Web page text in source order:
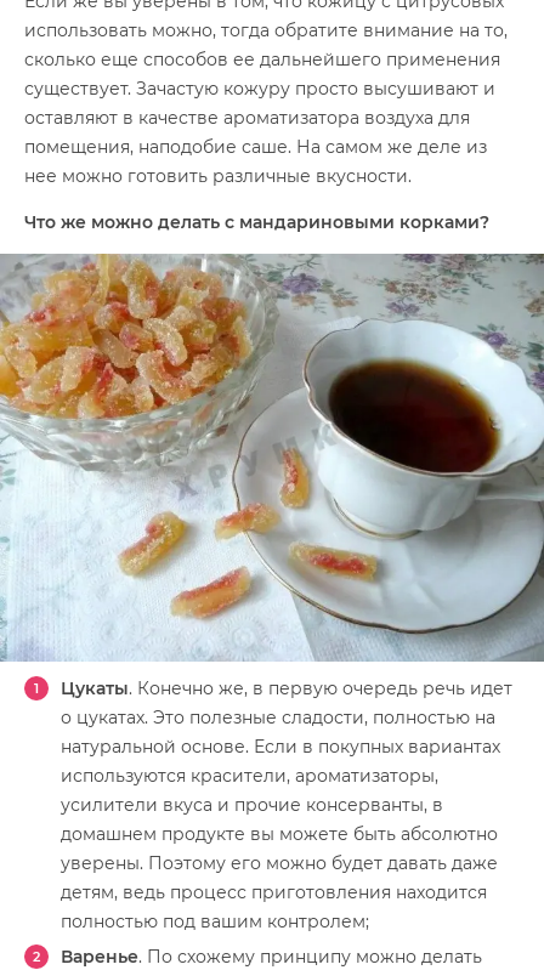
использовать можно, тогда обратите внимание на то,
сколько еще способов ее дальнейшего применения
существует. Зачастую кожуру просто высушивают и
оставляют в качестве ароматизатора воздуха для
помещения, наподобие саше. На самом же деле из
нее можно готовить различные вкусности.
Что же можно делать с мандариновыми корками?
Цукаты. Конечно же, в первую очередь речь идет
о цукатах. Это полезные сладости, полностью на
натуральной основе. Если в покупных вариантах
используются красители, ароматизаторы,
усилители вкуса и прочие консерванты, в
домашнем продукте вы можете быть абсолютно
уверены. Поэтому его можно будет давать даже
детям, ведь процесс приготовления находится
полностью под вашим контролем;
Варенье. По схожему принципу можно делать